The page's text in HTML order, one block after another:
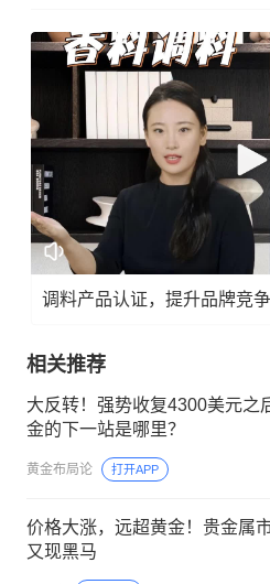
调料产品认证，提升品牌竞
相关推荐
大反转！强势收复4300美元之
金的下一站是哪里？
黄金布局论 打开APP
价格大涨，远超黄金！贵金属市
又现黑马